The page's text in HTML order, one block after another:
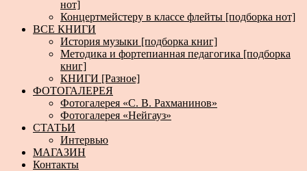
нот]
Концертмейстеру в классе флейты [подборка нот]
ВСЕ КНИГИ
История музыки [подборка книг]
Методика и фортепианная педагогика [подборка
книг]
КНИГИ [Разное]
ФОТОГАЛЕРЕЯ
Фотогалерея «С. В. Рахманинов»
Фотогалерея «Нейгауз»
СТАТЬИ
Интервью
МАГАЗИН
Контакты